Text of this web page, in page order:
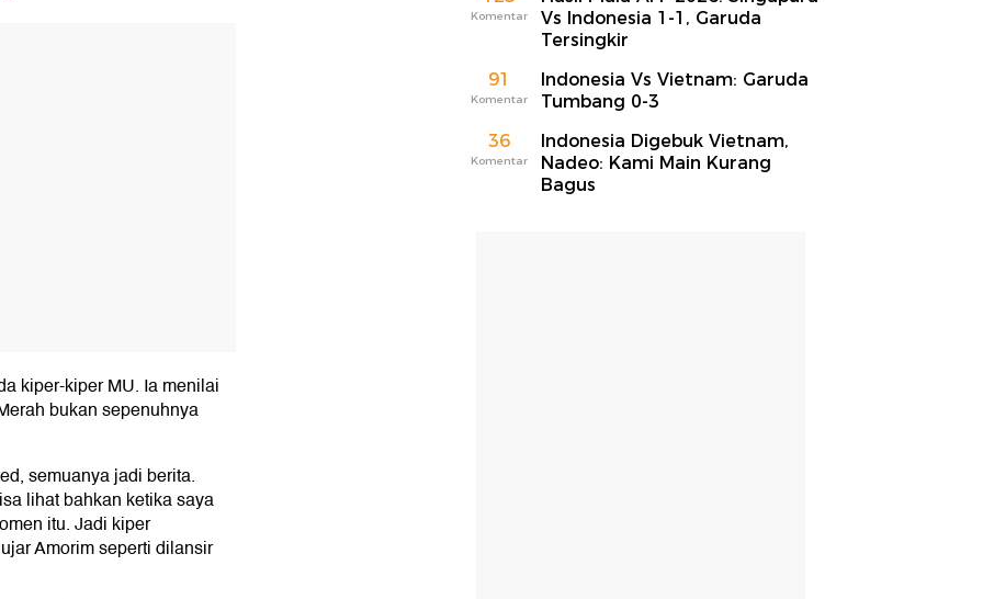
kiper-kiper MU. Ia menilai
bukan sepenuhnya
semuanya jadi berita.
lihat bahkan ketika saya
itu. Jadi kiper
Amorim seperti dilansir
Komentar
Vs Indonesia 1-1, Garuda
Tersingkir
91
Komentar
Indonesia Vs Vietnam: Garuda
Tumbang 0-3
36
Komentar
Indonesia Digebuk Vietnam,
Nadeo: Kami Main Kurang
Bagus